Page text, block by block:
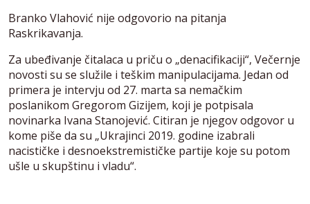
Branko Vlahović nije odgovorio na pitanja
Raskrikavanja.
Za ubeđivanje čitalaca u priču o „denacifikaciji“, Večernje
novosti su se služile i teškim manipulacijama. Jedan od
primera je intervju od 27. marta sa nemačkim
poslanikom Gregorom Gizijem, koji je potpisala
novinarka Ivana Stanojević. Citiran je njegov odgovor u
kome piše da su „Ukrajinci 2019. godine izabrali
nacističke i desnoekstremističke partije koje su potom
ušle u skupštinu i vladu“.